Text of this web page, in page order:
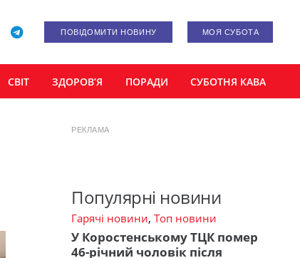
ПОВІДОМИТИ НОВИНУ МОЯ СУБОТА
СВІТ ЗДОРОВ’Я ПОРАДИ СУБОТНЯ КАВА
РЕКЛАМА
Популярні новини
Гарячі новини, Топ новини
У Коростенському ТЦК помер
46-річний чоловік після